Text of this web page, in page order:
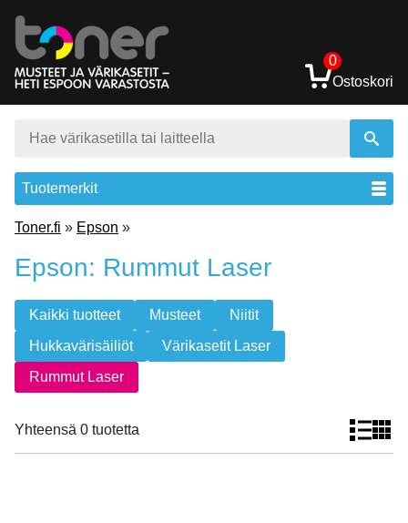
0
Ostoskori
Tuotemerkit
Toner.fi » Epson »
Epson: Rummut Laser
Kaikki tuotteet Musteet
Niitit
Hukkavärisäiliöt
Värikasetit Laser
Rummut Laser
Yhteensä 0 tuotetta